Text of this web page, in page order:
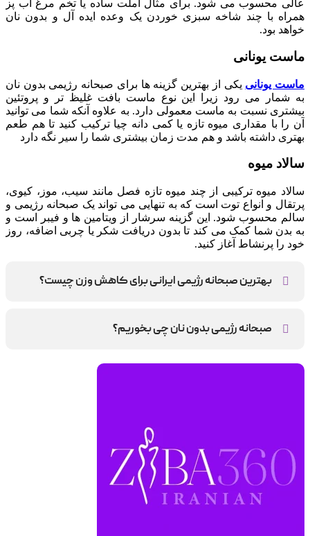
عالی محسوب می شود. برای مثال املت ساده یا تخم مرغ آب پز
همراه با چند شاخه سبزی خوردن یک وعده ایده آل و بدون نان
خواهد بود.
ماست یونانی
ماست یونانی یکی از بهترین گزینه ها برای صبحانه رژیمی بدون نان
به شمار می رود زیرا این نوع ماست بافت غلیظ تر و پروتئین
بیشتری نسبت به ماست معمولی دارد. به علاوه آنکه شما می توانید
آن را با مقداری میوه تازه یا کمی دانه چیا ترکیب کنید تا هم طعم
بهتری داشته باشد و هم مدت زمان بیشتری شما را سیر نگه دارد
سالاد میوه
سالاد میوه ترکیبی از چند میوه تازه فصل مانند سیب، موز، کیوی،
پرتقال و انواع توت است که به تنهایی می تواند یک صبحانه رژیمی و
سالم محسوب شود. این گزینه سرشار از ویتامین ها و فیبر است و
به بدن شما کمک می کند تا بدون دریافت شکر یا چربی اضافه، روز
خود را پرنشاط آغاز کنید.
بهترین صبحانه رژیمی ایرانی برای کاهش وزن چیست؟
پروتئینی با تخم مرغ پاستوریزه
صبحانه رژیمی بدون نان چی بخوریم؟